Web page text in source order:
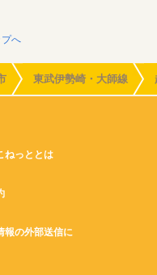
へ
東武伊勢崎・大師線
ねっととは
報の外部送信に